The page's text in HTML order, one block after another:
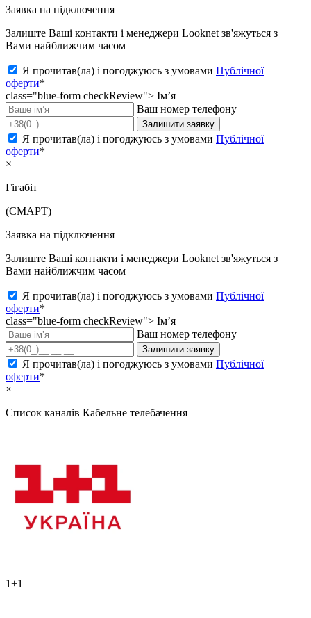
Заявка на підключення
Залиште Ваші контакти і менеджери Looknet зв'яжуться з
Вами найближчим часом
Я прочитав(ла) і погоджуюсь з умовами Публічної
оферти*
class="blue-form checkReview"> Ім’я
Ваш номер телефону
Залишити заявку
Я прочитав(ла) і погоджуюсь з умовами Публічної
оферти*
×
Гігабіт
(СМАРТ)
Заявка на підключення
Залиште Ваші контакти і менеджери Looknet зв'яжуться з
Вами найближчим часом
Я прочитав(ла) і погоджуюсь з умовами Публічної
оферти*
class="blue-form checkReview"> Ім’я
Ваш номер телефону
Залишити заявку
Я прочитав(ла) і погоджуюсь з умовами Публічної
оферти*
×
Список каналів Кабельне телебачення
1+1